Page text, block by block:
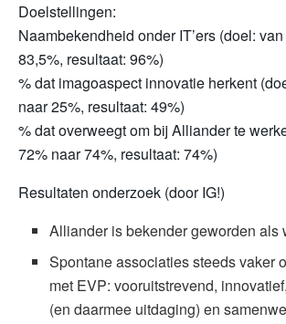
Doelstellingen:
Naambekendheid onder IT’ers (doel:
83,5%, resultaat: 96%)
% dat imagoaspect innovatie herkent
naar 25%, resultaat: 49%)
% dat overweegt om bij Alliander te
72% naar 74%, resultaat: 74%)
Resultaten onderzoek (door IG!)
Alliander is bekender geworden als
Spontane associaties steeds vaker
met EVP: vooruitstrevend,
(en daarmee uitdaging) en